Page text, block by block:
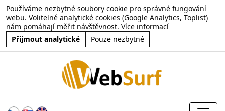
Používáme nezbytné soubory cookie pro správné fungování
webu. Volitelné analytické cookies (Google Analytics, Toplist)
nám pomáhají měřit návštěvnost. Více informací
Přijmout analytické
Pouze nezbytné